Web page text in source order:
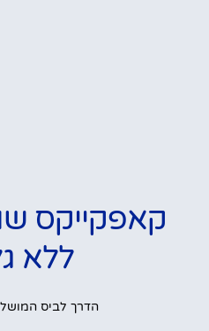
קאפקייקס
ללא
הדרך לביס